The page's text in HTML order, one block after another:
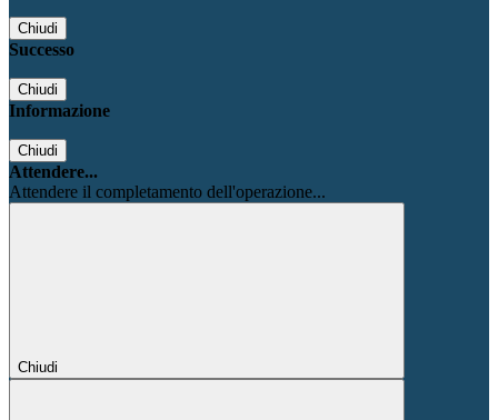
Chiudi
Successo
Chiudi
Informazione
Chiudi
Attendere...
Attendere il completamento dell'operazione...
Chiudi